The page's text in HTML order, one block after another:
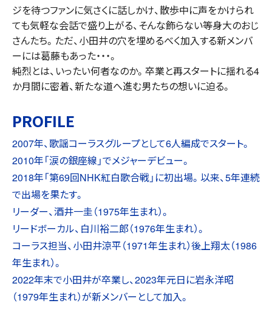
ジを待つファンに気さくに話しかけ、散歩中に声をかけられ
ても気軽な会話で盛り上がる、そんな飾らない等身大のおじ
さんたち。ただ、小田井の穴を埋めるべく加入する新メンバ
ーには葛藤もあった・・・。
純烈とは、いったい何者なのか。卒業と再スタートに揺れる4
か月間に密着、新たな道へ進む男たちの想いに迫る。
PROFILE
2007年、歌謡コーラスグループとして6人編成でスタート。
2010年「涙の銀座線」でメジャーデビュー。
2018年「第69回NHK紅白歌合戦」に初出場。以来、5年連続
で出場を果たす。
リーダー、酒井一圭（1975年生まれ）。
リードボーカル、白川裕二郎（1976年生まれ）。
コーラス担当、小田井涼平（1971年生まれ）後上翔太（1986
年生まれ）。
2022年末で小田井が卒業し、2023年元日に岩永洋昭
（1979年生まれ）が新メンバーとして加入。